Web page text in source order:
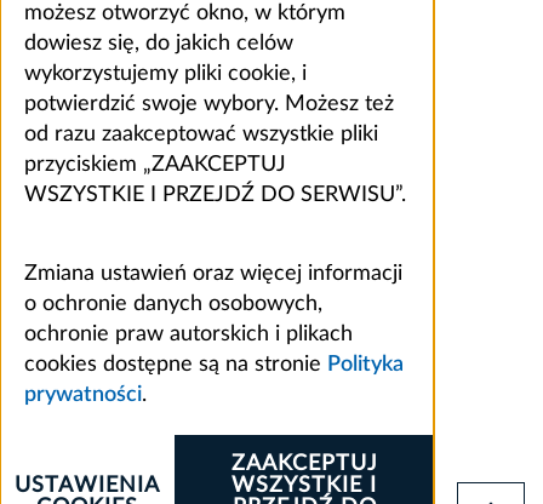
możesz otworzyć okno, w którym
dowiesz się, do jakich celów
wykorzystujemy pliki cookie, i
potwierdzić swoje wybory. Możesz też
od razu zaakceptować wszystkie pliki
przyciskiem „ZAAKCEPTUJ
WSZYSTKIE I PRZEJDŹ DO SERWISU”.
Zmiana ustawień oraz więcej informacji
o ochronie danych osobowych,
ochronie praw autorskich i plikach
cookies dostępne są na stronie Polityka
prywatności.
ZAAKCEPTUJ
WSZYSTKIE I
USTAWIENIA